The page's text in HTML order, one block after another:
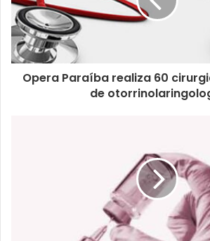
d
e
e
Opera Paraíba realiza 60
de